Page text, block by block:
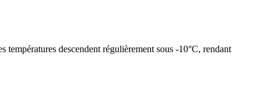
descendent régulièrement sous -10°C, rendant